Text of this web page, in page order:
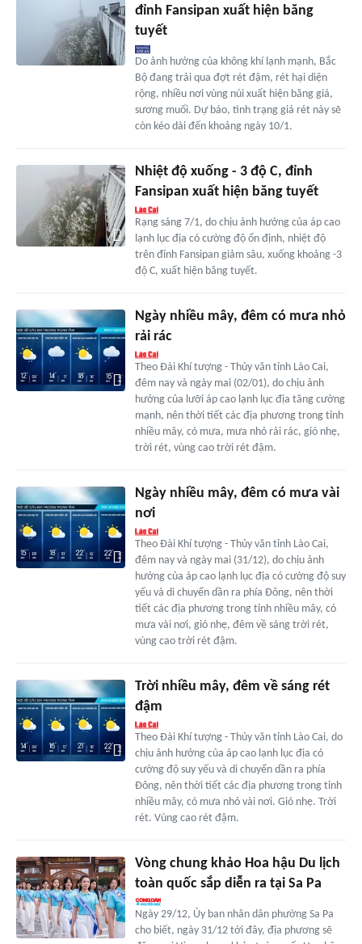
đỉnh Fansipan xuất hiện băng
tuyết
Do ảnh hưởng của không khí lạnh mạnh, Bắc
Bộ đang trải qua đợt rét đậm, rét hại diện
rộng, nhiều nơi vùng núi xuất hiện băng giá,
sương muối. Dự báo, tình trạng giá rét này sẽ
còn kéo dài đến khoảng ngày 10/1.
Nhiệt độ xuống - 3 độ C, đỉnh
Fansipan xuất hiện băng tuyết
Rạng sáng 7/1, do chịu ảnh hưởng của áp cao
lạnh lục địa có cường độ ổn định, nhiệt độ
trên đỉnh Fansipan giảm sâu, xuống khoảng -3
độ C, xuất hiện băng tuyết.
Ngày nhiều mây, đêm có mưa nhỏ
rải rác
Theo Đài Khí tượng - Thủy văn tỉnh Lào Cai,
đêm nay và ngày mai (02/01), do chịu ảnh
hưởng của lưỡi áp cao lạnh lục địa tăng cường
mạnh, nên thời tiết các địa phương trong tỉnh
nhiều mây, có mưa, mưa nhỏ rải rác, gió nhẹ,
trời rét, vùng cao trời rét đậm.
Ngày nhiều mây, đêm có mưa vài
nơi
Theo Đài Khí tượng - Thủy văn tỉnh Lào Cai,
đêm nay và ngày mai (31/12), do chịu ảnh
hưởng của áp cao lạnh lục địa có cường độ suy
yếu và di chuyển dần ra phía Đông, nên thời
tiết các địa phương trong tỉnh nhiều mây, có
mưa vài nơi, gió nhẹ, đêm về sáng trời rét,
vùng cao trời rét đậm.
Trời nhiều mây, đêm về sáng rét
đậm
Theo Đài Khí tượng - Thủy văn tỉnh Lào Cai, do
chịu ảnh hưởng của áp cao lạnh lục địa có
cường độ suy yếu và di chuyển dần ra phía
Đông, nên thời tiết các địa phương trong tỉnh
nhiều mây, có mưa nhỏ vài nơi. Gió nhẹ. Trời
rét. Vùng cao rét đậm.
Vòng chung khảo Hoa hậu Du lịch
toàn quốc sắp diễn ra tại Sa Pa
Ngày 29/12, Ủy ban nhân dân phường Sa Pa
cho biết, ngày 31/12 tới đây, địa phương sẽ